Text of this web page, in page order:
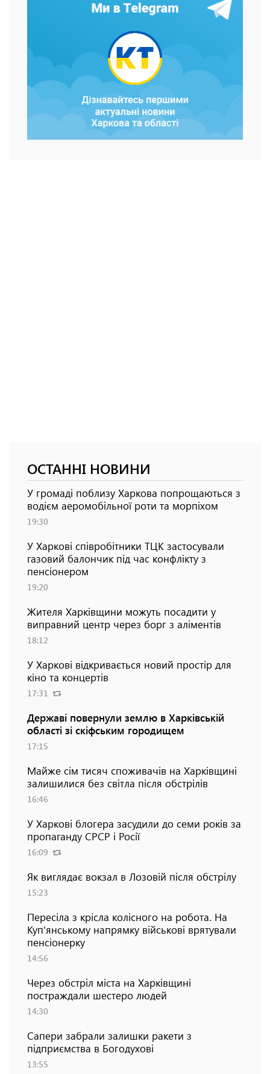
ОСТАННІ НОВИНИ
У громаді поблизу Харкова попрощаються з
водієм аеромобільної роти та морпіхом
19:30
У Харкові співробітники ТЦК застосували
газовий балончик під час конфлікту з
пенсіонером
19:20
Жителя Харківщини можуть посадити у
виправний центр через борг з аліментів
18:12
У Харкові відкривається новий простір для
кіно та концертів
17:31
Державі повернули землю в Харківській
області зі скіфським городищем
17:15
Майже сім тисяч споживачів на Харківщині
залишилися без світла після обстрілів
16:46
У Харкові блогера засудили до семи років за
пропаганду СРСР і Росії
16:09
Як виглядає вокзал в Лозовій після обстрілу
15:23
Пересіла з крісла колісного на робота. На
Куп'янському напрямку військові врятували
пенсіонерку
14:56
Через обстріл міста на Харківщині
постраждали шестеро людей
14:30
Сапери забрали залишки ракети з
підприємства в Богодухові
13:55